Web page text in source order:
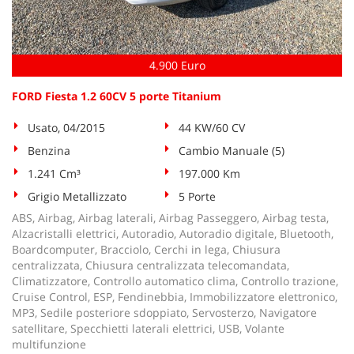
4.900 Euro
FORD Fiesta 1.2 60CV 5 porte Titanium
Usato, 04/2015
44 KW/60 CV
Benzina
Cambio Manuale (5)
1.241 Cm³
197.000 Km
Grigio Metallizzato
5 Porte
ABS, Airbag, Airbag laterali, Airbag Passeggero, Airbag testa,
Alzacristalli elettrici, Autoradio, Autoradio digitale, Bluetooth,
Boardcomputer, Bracciolo, Cerchi in lega, Chiusura
centralizzata, Chiusura centralizzata telecomandata,
Climatizzatore, Controllo automatico clima, Controllo trazione,
Cruise Control, ESP, Fendinebbia, Immobilizzatore elettronico,
MP3, Sedile posteriore sdoppiato, Servosterzo, Navigatore
satellitare, Specchietti laterali elettrici, USB, Volante
multifunzione
Cookie necessari
Cookie per il miglioramento dell'esperienza utente
Cookie analitici
Cookie di marketing
Leggi
la
cookie
policy